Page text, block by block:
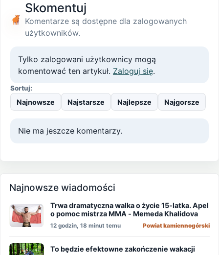
Skomentuj
Komentarze są dostępne dla zalogowanych
użytkowników.
Tylko zalogowani użytkownicy mogą
komentować ten artykuł. Zaloguj się.
Sortuj:
Najnowsze Najstarsze Najlepsze Najgorsze
Nie ma jeszcze komentarzy.
Najnowsze wiadomości
Trwa dramatyczna walka o życie 15-latka. Apel
o pomoc mistrza MMA - Memeda Khalidova
12 godzin, 18 minut temu Powiat kamiennogórski
To będzie efektowne zakończenie wakacji